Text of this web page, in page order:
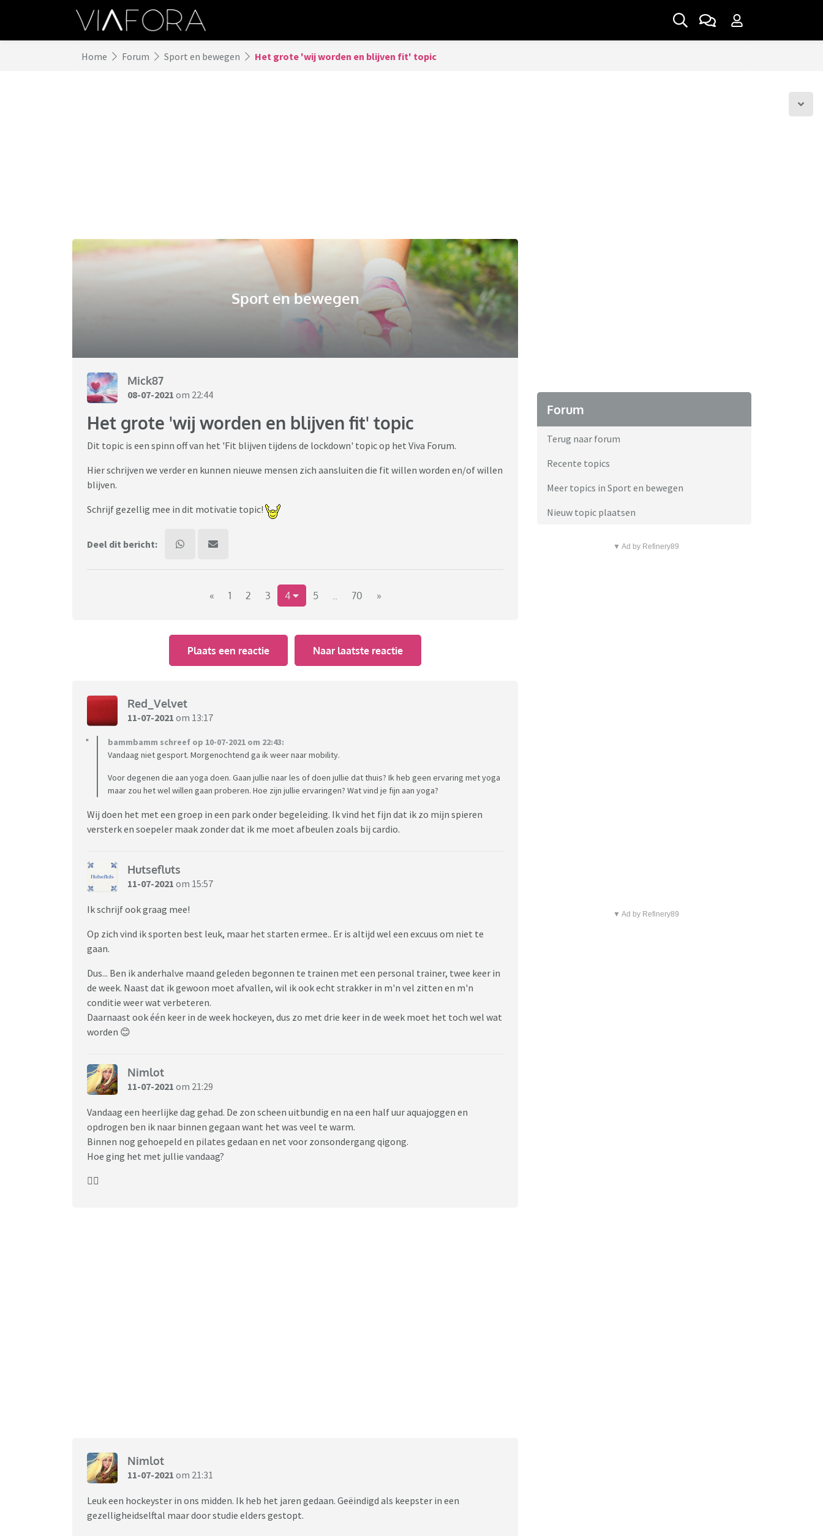
Home Forum Sport en bewegen Het grote 'wij worden en blijven fit' topic
Sport en bewegen
Mick87
08-07-2021 om 22:44
Het grote 'wij worden en blijven fit' topic
Dit topic is een spinn off van het 'Fit blijven tijdens de lockdown' topic op het Viva Forum.
Hier schrijven we verder en kunnen nieuwe mensen zich aansluiten die fit willen worden en/of willen
blijven.
Schrijf gezellig mee in dit motivatie topic!
Deel dit bericht:
« 1 2 3 4 5 70 »
Plaats een reactie Naar laatste reactie
Red_Velvet
11-07-2021 om 13:17
bammbamm schreef op 10-07-2021 om 22:43:
Vandaag niet gesport. Morgenochtend ga ik weer naar mobility.
Voor degenen die aan yoga doen. Gaan jullie naar les of doen jullie dat thuis? Ik heb geen ervaring met yoga
maar zou het wel willen gaan proberen. Hoe zijn jullie ervaringen? Wat vind je fijn aan yoga?
Wij doen het met een groep in een park onder begeleiding. Ik vind het fijn dat ik zo mijn spieren
versterk en soepeler maak zonder dat ik me moet afbeulen zoals bij cardio.
Hutsefluts
11-07-2021 om 15:57
Ik schrijf ook graag mee!
Op zich vind ik sporten best leuk, maar het starten ermee.. Er is altijd wel een excuus om niet te
gaan.
Dus... Ben ik anderhalve maand geleden begonnen te trainen met een personal trainer, twee keer in
de week. Naast dat ik gewoon moet afvallen, wil ik ook echt strakker in m'n vel zitten en m'n
conditie weer wat verbeteren.
Daarnaast ook één keer in de week hockeyen, dus zo met drie keer in de week moet het toch wel wat
worden 😊
Nimlot
11-07-2021 om 21:29
Vandaag een heerlijke dag gehad. De zon scheen uitbundig en na een half uur aquajoggen en
opdrogen ben ik naar binnen gegaan want het was veel te warm.
Binnen nog gehoepeld en pilates gedaan en net voor zonsondergang qigong.
Hoe ging het met jullie vandaag?
🏋️‍♀️
Nimlot
11-07-2021 om 21:31
Leuk een hockeyster in ons midden. Ik heb het jaren gedaan. Geëindigd als keepster in een
gezelligheidselftal maar door studie elders gestopt.
Forum
Terug naar forum
Recente topics
Meer topics in Sport en bewegen
Nieuw topic plaatsen
▼ Ad by Refinery89
▼ Ad by Refinery89